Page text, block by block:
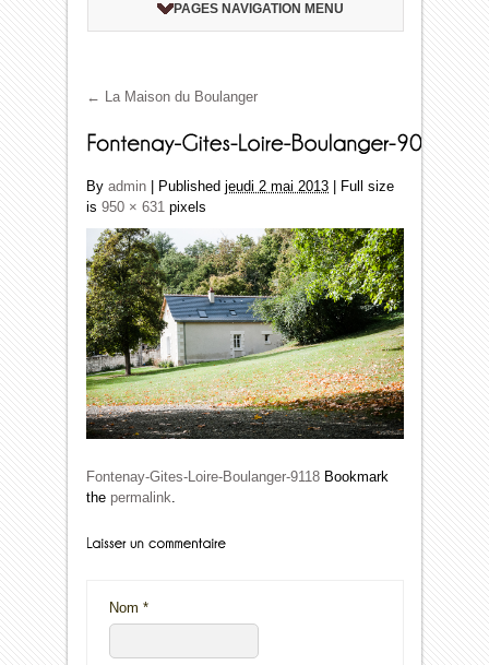
PAGES NAVIGATION MENU
← La Maison du Boulanger
By admin Published jeudi 2 mai 2013 | Full size
is 950 × 631 pixels
Fontenay-Gites-Loire-Boulanger-9118 Bookmark
the permalink.
Nom *